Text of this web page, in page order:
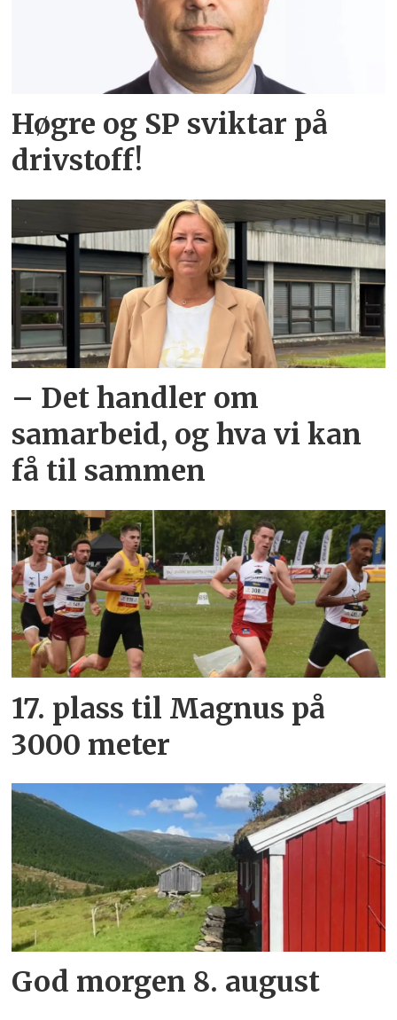
Høgre og SP sviktar på
drivstoff!
– Det handler om
samarbeid, og hva vi kan
få til sammen
17. plass til Magnus på
3000 meter
God morgen 8. august